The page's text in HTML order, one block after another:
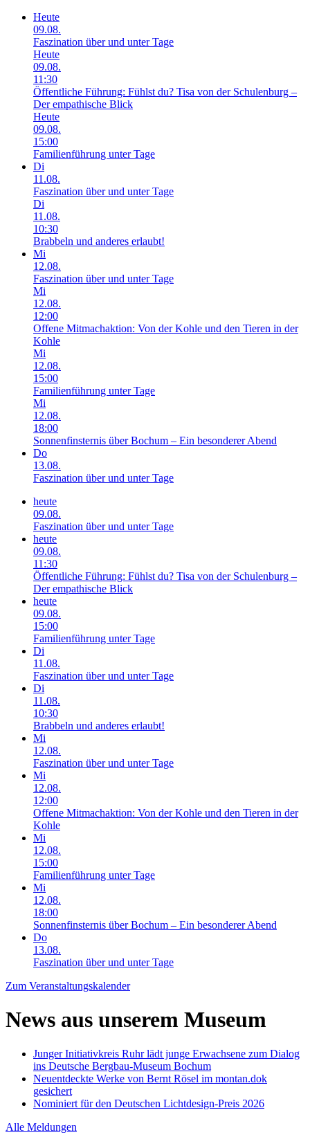
Heute
09.08.
Faszination über und unter Tage
Heute
09.08.
11:30
Öffentliche Führung: Fühlst du? Tisa von der Schulenburg –
Der empathische Blick
Heute
09.08.
15:00
Familienführung unter Tage
Di
11.08.
Faszination über und unter Tage
Di
11.08.
10:30
Brabbeln und anderes erlaubt!
Mi
12.08.
Faszination über und unter Tage
Mi
12.08.
12:00
Offene Mitmachaktion: Von der Kohle und den Tieren in der
Kohle
Mi
12.08.
15:00
Familienführung unter Tage
Mi
12.08.
18:00
Sonnenfinsternis über Bochum – Ein besonderer Abend
Do
13.08.
Faszination über und unter Tage
heute
09.08.
Faszination über und unter Tage
heute
09.08.
11:30
Öffentliche Führung: Fühlst du? Tisa von der Schulenburg –
Der empathische Blick
heute
09.08.
15:00
Familienführung unter Tage
Di
11.08.
Faszination über und unter Tage
Di
11.08.
10:30
Brabbeln und anderes erlaubt!
Mi
12.08.
Faszination über und unter Tage
Mi
12.08.
12:00
Offene Mitmachaktion: Von der Kohle und den Tieren in der
Kohle
Mi
12.08.
15:00
Familienführung unter Tage
Mi
12.08.
18:00
Sonnenfinsternis über Bochum – Ein besonderer Abend
Do
13.08.
Faszination über und unter Tage
Zum Veranstaltungskalender
News aus unserem Museum
Junger Initiativkreis Ruhr lädt junge Erwachsene zum Dialog
ins Deutsche Bergbau-Museum Bochum
Neuentdeckte Werke von Bernt Rösel im montan.dok
gesichert
Nominiert für den Deutschen Lichtdesign-Preis 2026
Alle Meldungen